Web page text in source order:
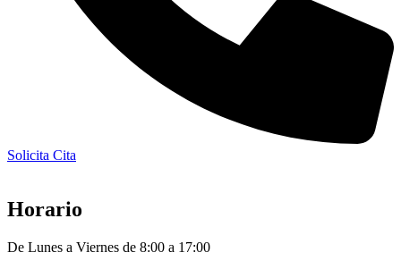
Solicita Cita
Horario
De Lunes a Viernes de 8:00 a 17:00